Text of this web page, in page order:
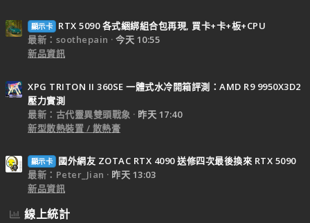
顯示卡
RTX 5090 各式綑綁組合包再現, 買卡+卡+板+CPU
最新：soothepain
今天 10:55
新品資訊
XPG TRITON II 360SE 一體式水冷開箱評測：AMD R9 9950X3D2
壓力實測
最新：古代靈異雙頭戰象
昨天 17:40
新型散熱裝置 / 散熱膏
顯示卡
國外網友 ZOTAC RTX 4090 送修四次最後換來 RTX 5090
最新：Peter_Jian
昨天 13:03
新品資訊
線上統計